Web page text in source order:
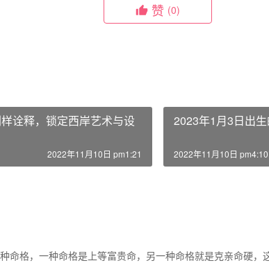
赞 (0)
诠释，锁定西岸艺术与设
2022年11月10日 pm1:21
2023年1月3日出
2022年11月10日 pm4:10
命格，一种命格是上等富贵命，另一种命格就是克亲命硬